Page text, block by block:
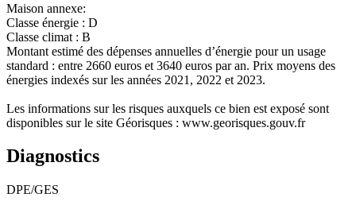
Maison annexe:
Classe énergie : D
Classe climat : B
Montant estimé des dépenses annuelles d’énergie pour un usage
standard : entre 2660 euros et 3640 euros par an. Prix moyens des
énergies indexés sur les années 2021, 2022 et 2023.
Les informations sur les risques auxquels ce bien est exposé sont
disponibles sur le site Géorisques : www.georisques.gouv.fr
Diagnostics
DPE/GES